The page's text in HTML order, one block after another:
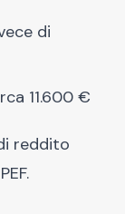
di
11.600 €
reddito